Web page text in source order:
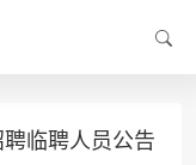
临聘人员公告